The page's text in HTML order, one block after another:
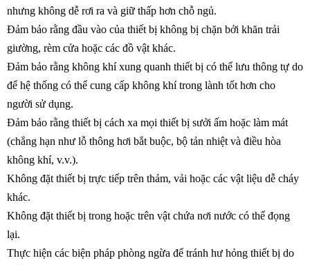
nhưng không dễ rơi ra và giữ thấp hơn chỗ ngủ.
Đảm bảo rằng đầu vào của thiết bị không bị chặn bởi khăn trải
giường, rèm cửa hoặc các đồ vật khác.
Đảm bảo rằng không khí xung quanh thiết bị có thể lưu thông tự do
để hệ thống có thể cung cấp không khí trong lành tốt hơn cho
người sử dụng.
Đảm bảo rằng thiết bị cách xa mọi thiết bị sưởi ấm hoặc làm mát
(chẳng hạn như lỗ thông hơi bắt buộc, bộ tản nhiệt và điều hòa
không khí, v.v.).
Không đặt thiết bị trực tiếp trên thảm, vải hoặc các vật liệu dễ cháy
khác.
Không đặt thiết bị trong hoặc trên vật chứa nơi nước có thể đọng
lại.
Thực hiện các biện pháp phòng ngừa để tránh hư hỏng thiết bị do